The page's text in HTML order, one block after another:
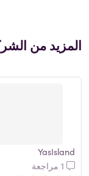
المزيد من
YasIsland